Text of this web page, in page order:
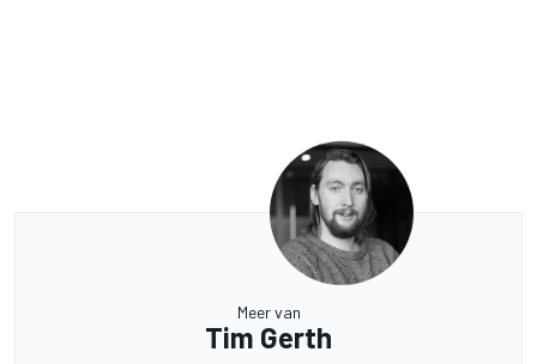
Meer van
Tim Gerth